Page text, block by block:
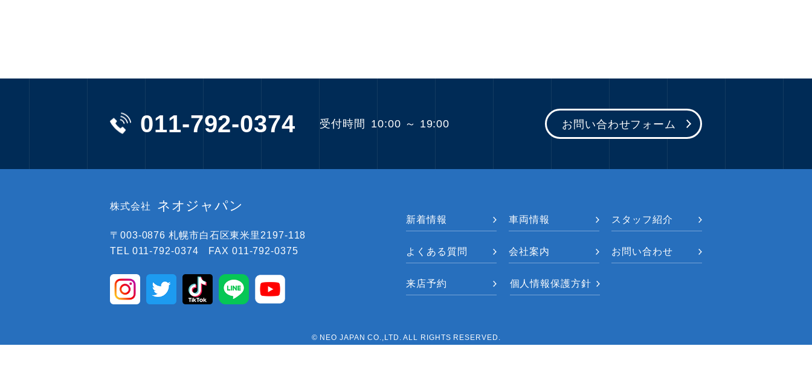
011-792-0374 受付時間 10:00 ～ 19:00 お問い合わせフォーム
株式会社 ネオジャパン
〒003-0876札幌市白石区東米里2197-118
TEL 011-792-0374 FAX 011-792-0375
新着情報 車両情報 スタッフ紹介
よくある質問 会社案内 お問い合わせ
来店予約 個人情報保護方針
© NEO JAPAN CO.,LTD. ALL RIGHTS RESERVED.